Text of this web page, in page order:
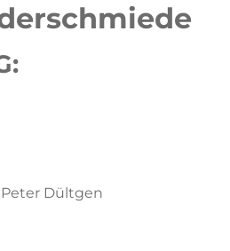
Peter Dültgen